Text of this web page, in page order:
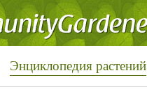
Энциклопедия растений